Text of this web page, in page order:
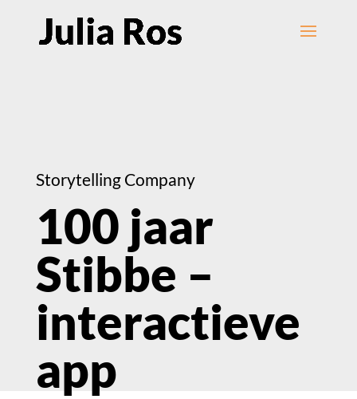
Storytelling Company
100 jaar
Stibbe –
interactieve
app